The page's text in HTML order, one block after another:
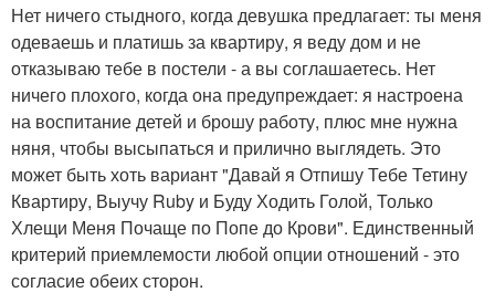
Нет ничего стыдного, когда девушка предлагает: ты меня
одеваешь и платишь за квартиру, я веду дом и не
отказываю тебе в постели - а вы соглашаетесь. Нет
ничего плохого, когда она предупреждает: я настроена
на воспитание детей и брошу работу, плюс мне нужна
няня, чтобы высыпаться и прилично выглядеть. Это
может быть хоть вариант "Давай я Отпишу Тебе Тетину
Квартиру, Выучу Ruby и Буду Ходить Голой, Только
Хлещи Меня Почаще по Попе до Крови". Единственный
критерий приемлемости любой опции отношений - это
согласие обеих сторон.